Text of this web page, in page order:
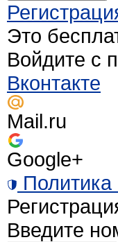
Это
Войдите с
Вконтакте
Mail.ru
Google+
Введите